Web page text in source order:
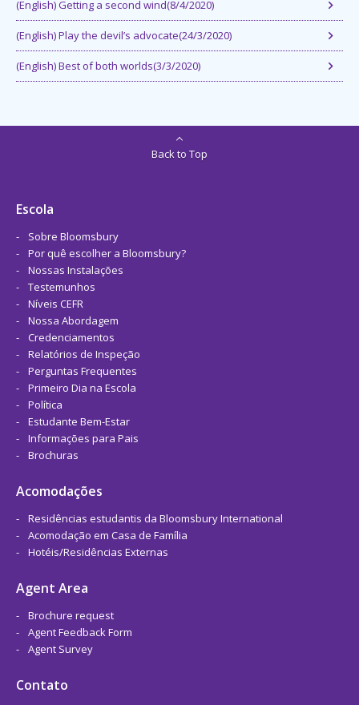
(English) Getting a second wind(8/4/2020)
(English) Play the devil’s advocate(24/3/2020)
(English) Best of both worlds(3/3/2020)
Back to Top
Escola
Sobre Bloomsbury
Por quê escolher a Bloomsbury?
Nossas Instalações
Testemunhos
Níveis CEFR
Nossa Abordagem
Credenciamentos
Relatórios de Inspeção
Perguntas Frequentes
Primeiro Dia na Escola
Política
Estudante Bem-Estar
Informações para Pais
Brochuras
Acomodações
Residências estudantis da Bloomsbury International
Acomodação em Casa de Família
Hotéis/Residências Externas
Agent Area
Brochure request
Agent Feedback Form
Agent Survey
Contato